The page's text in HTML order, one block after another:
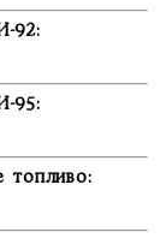
92:
95:
топливо: